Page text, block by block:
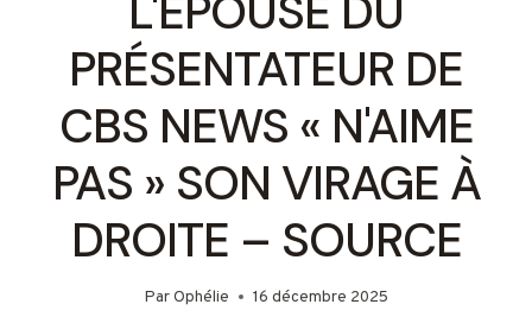
PRÉSENTATEUR DE
CBS NEWS « N'AIME
PAS » SON VIRAGE À
DROITE – SOURCE
ParOphélie 16 décembre 2025